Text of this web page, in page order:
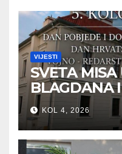
VIJESTI
SVETA MISA
BLAGDANA
PRAZNIKA
KOL 4, 2026